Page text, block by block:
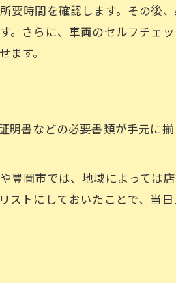
要時間を確認します。その後
。さらに、車両のセルフチェ
す。
書などの必要書類が手元に
豊岡市では、地域によっては
ストにしておいたことで、当